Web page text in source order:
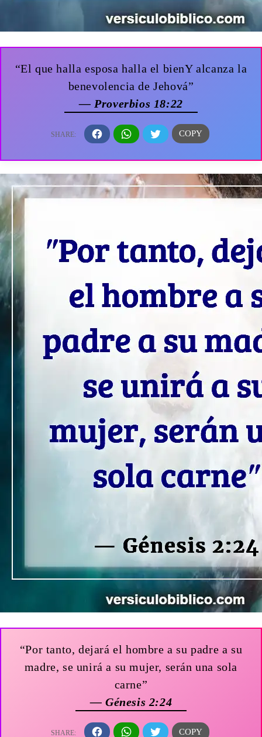
“El que halla esposa halla el bienY alcanza la
benevolencia de Jehová”
— Proverbios 18:22
“Por tanto, dejará el hombre a su padre a su
madre, se unirá a su mujer, serán una sola
carne”
— Génesis 2:24